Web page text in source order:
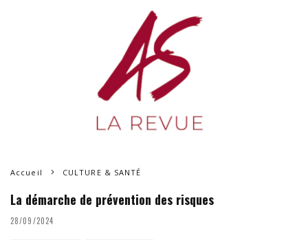
Accueil CULTURE & SANTÉ
La démarche de prévention des risques
28/09/2024